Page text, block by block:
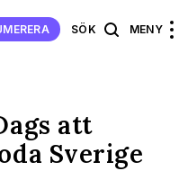
SÖK MENY
att
Sverige